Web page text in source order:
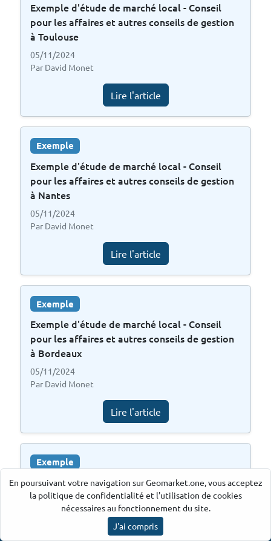
Exemple d'étude de marché local - Conseil
pour les affaires et autres conseils de gestion
à Toulouse
05/11/2024
Par David Monet
Lire l'article
Exemple
Exemple d'étude de marché local - Conseil
pour les affaires et autres conseils de gestion
à Nantes
05/11/2024
Par David Monet
Lire l'article
Exemple
Exemple d'étude de marché local - Conseil
pour les affaires et autres conseils de gestion
à Bordeaux
05/11/2024
Par David Monet
Lire l'article
Exemple
Exemple d'étude de marché local - Conseil
pour les affaires et autres conseils de gestion
à Paris 01
En poursuivant votre navigation sur Geomarket.one, vous acceptez
la politique de confidentialité et l'utilisation de cookies
nécessaires au fonctionnement du site.
J'ai compris
Ancre par Geomarket.one